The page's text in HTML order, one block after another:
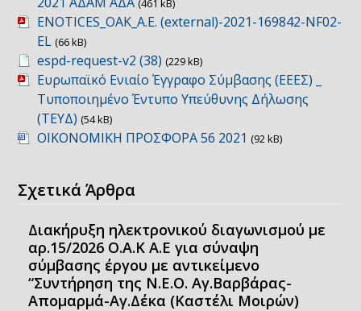
(461 kB)
ENOTICES_OAK_A.E. (external)-2021-169842-NF02-
EL (66 kB)
espd-request-v2 (38) (229 kB)
Ευρωπαϊκό Ενιαίο Έγγραφο Σύμβασης (ΕΕΕΣ) _
Τυποποιημένο Έντυπο Υπεύθυνης Δήλωσης
(ΤΕΥΔ) (54 kB)
ΟΙΚΟΝΟΜΙΚΗ ΠΡΟΣΦΟΡΑ 56 2021 (92 kB)
Σχετικά Άρθρα
Διακήρυξη ηλεκτρονικού διαγωνισμού με
αρ.15/2026 Ο.Α.Κ Α.Ε για σύναψη
σύμβασης έργου με αντικείμενο
“Συντήρηση της Ν.Ε.Ο. Αγ.Βαρβάρας-
Απομαρμά-Αγ.Δέκα (Καστέλι Μοιρών)